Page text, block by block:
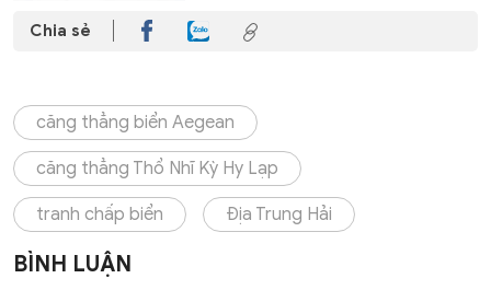
Chia sẻ
căng thẳng biển Aegean
căng thẳng Thổ Nhĩ Kỳ Hy Lạp
tranh chấp biển Địa Trung Hải
BÌNH LUẬN